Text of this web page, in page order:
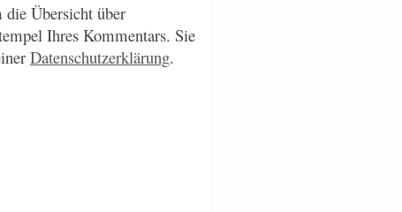
die Übersicht über
Ihres Kommentars. Sie
Datenschutzerklärung.